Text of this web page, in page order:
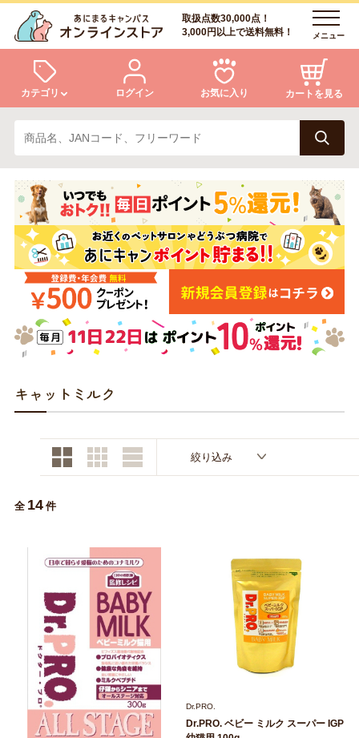
取扱点数30,000点！
3,000円以上で送料無料！
メニュー
カテゴリ
犬 猫
小動物・鳥 アクア・爬虫類・昆虫
ドッグフード キャットフード
美容・ケア用品 服・おさんぽ用品
日用品（デイリー）
トリマーグッズ シニアサポート
ログイン お気に入り カートを見る
ログイン
会員登録
あにまるキャンパスについて
アフターサービス
商品リクエスト
お問い合わせ
キャットミルク
絞り込み
全 14 件
Dr.PRO.
Dr.PRO. ベビー ミルク スーパー IGP